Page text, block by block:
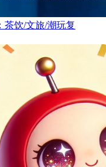
茶饮/文旅/潮玩复